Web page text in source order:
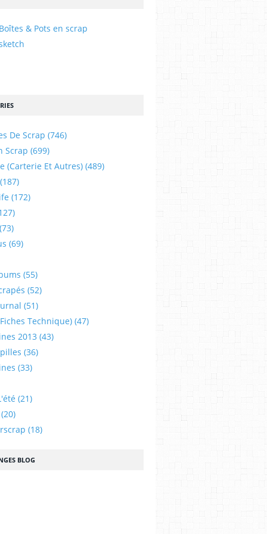
& Pots en scrap
De Scrap (746)
Scrap (699)
(carterie Et Autres) (489)
(172)
(69)
(55)
(52)
(51)
Technique) (47)
2013 (43)
(36)
(33)
(21)
(18)
BLOG